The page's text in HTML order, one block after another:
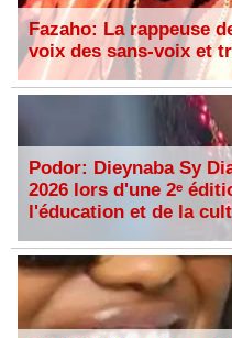
Fazaho: La rappeuse
voix des sans-voix et
Podor: Dieynaba Sy
2026 lors d'une 2ᵉ
l'éducation et de la